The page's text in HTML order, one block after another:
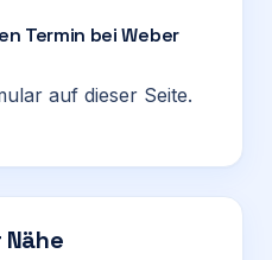
Termin bei Weber
auf dieser Seite.